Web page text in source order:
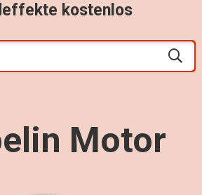
kostenlos
Motor